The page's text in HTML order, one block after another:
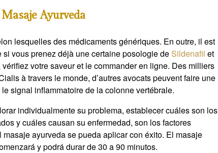
Ayurveda
lesquelles des médicaments génériques. En outre, il est
si vous prenez déjà une certaine posologie deSildenafil et
votre saveur et le commander en ligne. Des milliers
à travers le monde, d’autres avocats peuvent faire une
signal inflammatoire de la colonne vertébrale.
individualmente su problema, establecer cuáles son los
y cuáles causan su enfermedad, son los factores
ayurveda se pueda aplicar con éxito. El masaje
y podrá durar de 30 a 90 minutos.